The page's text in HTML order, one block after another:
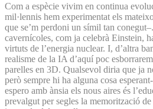
Com a espècie vivim en continua
mil·lennis hem experimentat els
que se’m perdoni un símil tan
cavernícoles, com ja celebrà Einstein,
virtuts de l’energia nuclear. I, d’altra
realisme de la IA d’aquí poc
parelles en 3D. Qualsevol diria que ja
però sempre hi ha alguna cosa
espero amb ànsia els nous aires és
prevalgut per segles la memorització